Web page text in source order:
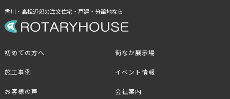
香川・高松近郊の注文住宅・戸建・分譲地なら
初めての方へ
施工事例
お客様の声
街なか展示場
イベント情報
会社案内